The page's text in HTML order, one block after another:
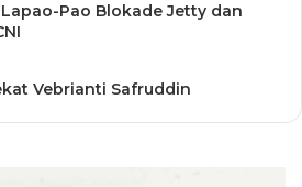
Pao Blokade Jetty dan
Vebrianti Safruddin